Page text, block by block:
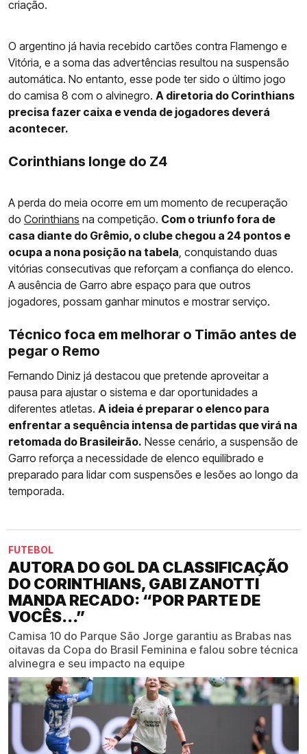
criação.
O argentino já havia recebido cartões contra Flamengo e
Vitória, e a soma das advertências resultou na suspensão
automática. No entanto, esse pode ter sido o último jogo
do camisa 8 com o alvinegro. A diretoria do Corinthians
precisa fazer caixa e venda de jogadores deverá
acontecer.
Corinthians longe do Z4
A perda do meia ocorre em um momento de recuperação
do Corinthians na competição. Com o triunfo fora de
casa diante do Grêmio, o clube chegou a 24 pontos e
ocupa a nona posição na tabela, conquistando duas
vitórias consecutivas que reforçam a confiança do elenco.
A ausência de Garro abre espaço para que outros
jogadores, possam ganhar minutos e mostrar serviço.
Técnico foca em melhorar o Timão antes de
pegar o Remo
Fernando Diniz já destacou que pretende aproveitar a
pausa para ajustar o sistema e dar oportunidades a
diferentes atletas. A ideia é preparar o elenco para
enfrentar a sequência intensa de partidas que virá na
retomada do Brasileirão. Nesse cenário, a suspensão de
Garro reforça a necessidade de elenco equilibrado e
preparado para lidar com suspensões e lesões ao longo da
temporada.
FUTEBOL
AUTORA DO GOL DA CLASSIFICAÇÃO
DO CORINTHIANS, GABI ZANOTTI
MANDA RECADO: “POR PARTE DE
VOCÊS...”
Camisa 10 do Parque São Jorge garantiu as Brabas nas
oitavas da Copa do Brasil Feminina e falou sobre técnica
alvinegra e seu impacto na equipe